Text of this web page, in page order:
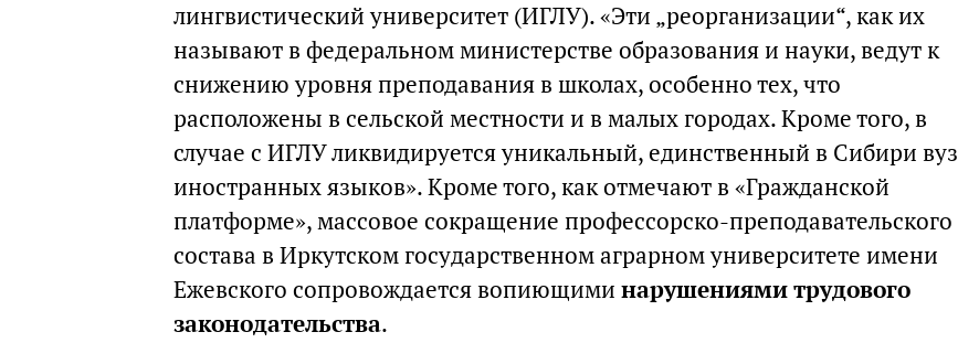
лингвистический университет (ИГЛУ). «Эти „реорганизации“, как их
называют в федеральном министерстве образования и науки, ведут к
снижению уровня преподавания в школах, особенно тех, что
расположены в сельской местности и в малых городах. Кроме того, в
случае с ИГЛУ ликвидируется уникальный, единственный в Сибири вуз
иностранных языков». Кроме того, как отмечают в «Гражданской
платформе», массовое сокращение профессорско-преподавательского
состава в Иркутском государственном аграрном университете имени
Ежевского сопровождается вопиющими нарушениями трудового
законодательства.